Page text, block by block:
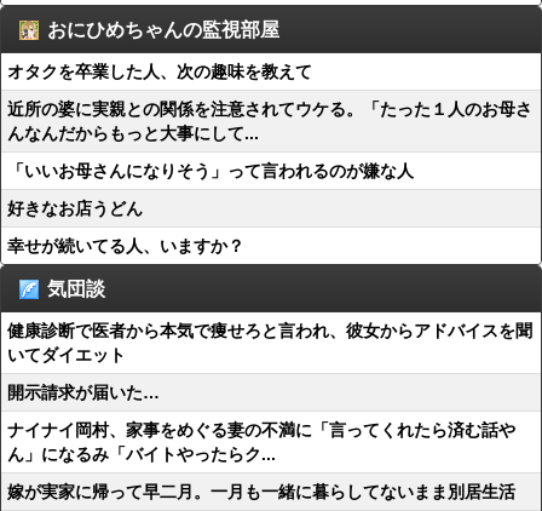
おにひめちゃんの監視部屋
オタクを卒業した人、次の趣味を教えて
近所の婆に実親との関係を注意されてウケる。「たった１人のお母さ
んなんだからもっと大事にして...
「いいお母さんになりそう」って言われるのが嫌な人
好きなお店うどん
幸せが続いてる人、いますか？
気団談
健康診断で医者から本気で痩せろと言われ、彼女からアドバイスを聞
いてダイエット
開示請求が届いた…
ナイナイ岡村、家事をめぐる妻の不満に「言ってくれたら済む話や
ん」になるみ「バイトやったらク...
嫁が実家に帰って早二月。一月も一緒に暮らしてないまま別居生活